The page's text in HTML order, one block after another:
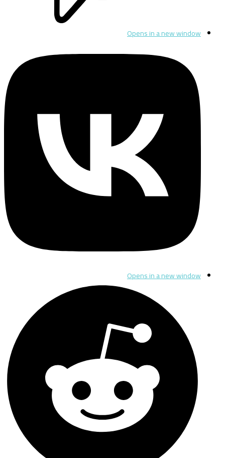
Opens in a new window
Opens in a new window